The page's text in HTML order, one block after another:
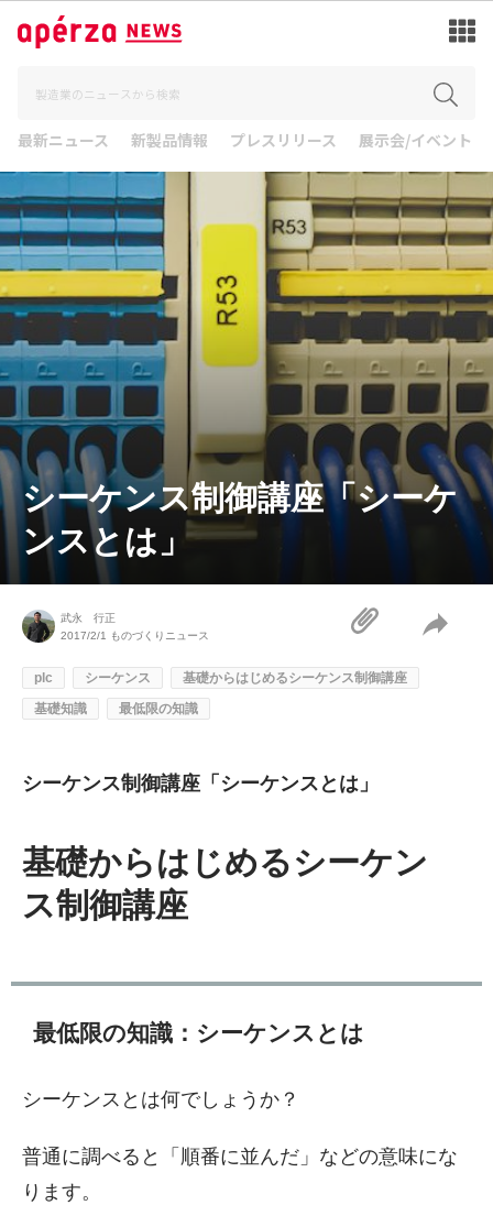
最新ニュース 新製品情報 プレスリリース 展示会/イベント
シーケンス制御講座「シーケ
ンスとは」
武永 行正
2017/2/1
ものづくりニュース
plc シーケンス
基礎からはじめるシーケンス制御講座
基礎知識
最低限の知識
シーケンス制御講座「シーケンスとは」
基礎からはじめるシーケン
ス制御講座
最低限の知識：シーケンスとは
シーケンスとは何でしょうか？
普通に調べると「順番に並んだ」などの意味にな
ります。